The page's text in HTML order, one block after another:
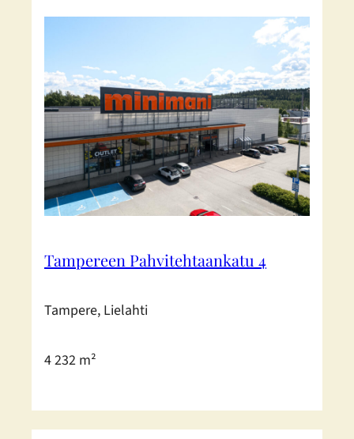
Tampereen Pahvitehtaankatu 4
Tampere, Lielahti
4 232 m²